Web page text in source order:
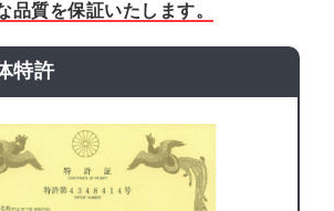
品質を保証いたします。
特許